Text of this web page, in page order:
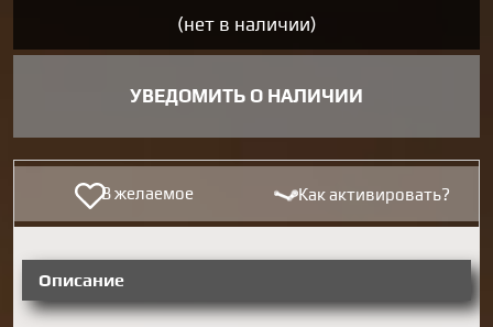
(нет в наличии)
УВЕДОМИТЬ О НАЛИЧИИ
В желаемое Как активировать?
Описание